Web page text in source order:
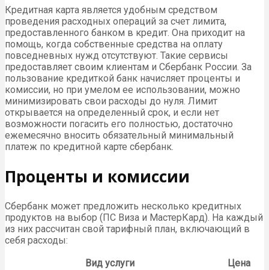
Кредитная карта является удобным средством
проведения расходных операций за счет лимита,
предоставленного банком в кредит. Она приходит на
помощь, когда собственные средства на оплату
повседневных нужд отсутствуют. Такие сервисы
предоставляет своим клиентам и Сбербанк России. За
пользование кредиткой банк начисляет проценты и
комиссии, но при умелом ее использовании, можно
минимизировать свои расходы до нуля. Лимит
открывается на определенный срок, и если нет
возможности погасить его полностью, достаточно
ежемесячно вносить обязательный минимальный
платеж по кредитной карте сбербанк.
Проценты и комиссии
Сбербанк может предложить несколько кредитных
продуктов на выбор (ПС Виза и МастерКард). На каждый
из них рассчитан свой тарифный план, включающий в
себя расходы:
Вид услуги
Цена